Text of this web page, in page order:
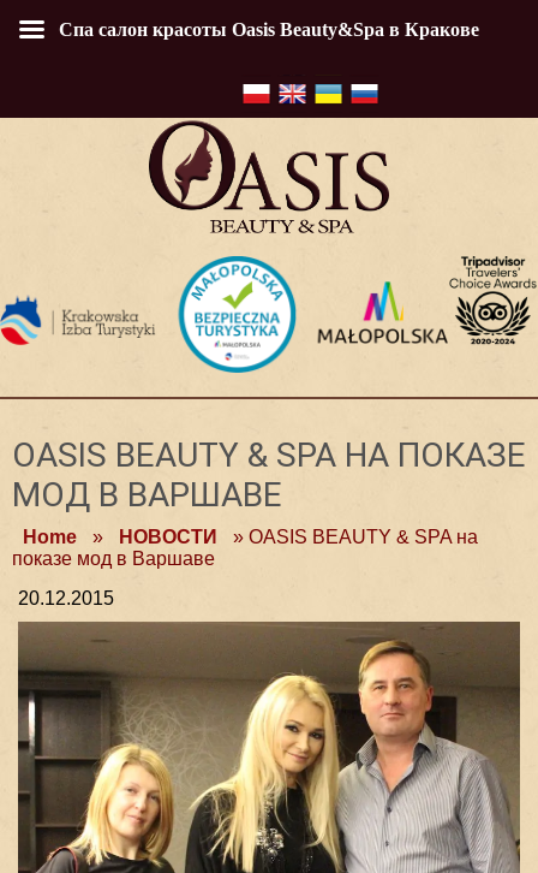
OASIS BEAUTY & SPA НА ПОКАЗЕ
МОД В ВАРШАВЕ
Home » НОВОСТИ » OASIS BEAUTY & SPA на
показе мод в Варшаве
20.12.2015
Спа салон красоты Oasis Beauty&Spa в Кракове